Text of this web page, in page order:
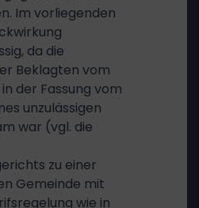
Im vorliegenden
da die
Beklagten vom
der Fassung vom
unzulässigen
war (vgl. die
zu einer
Gemeinde mit
wie in